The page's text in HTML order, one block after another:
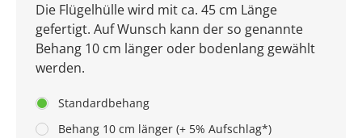
Die Flügelhülle wird mit ca. 45 cm Länge
gefertigt. Auf Wunsch kann der so genannte
Behang 10 cm länger oder bodenlang gewählt
werden.
Standardbehang
Behang 10 cm länger (+ 5% Aufschlag*)